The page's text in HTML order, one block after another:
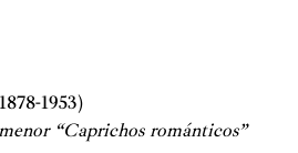
1953)
“Caprichos románticos”